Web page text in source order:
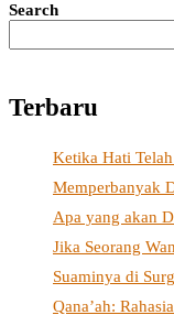
Search
Terbaru
Ketika Hati
Memperbanyak
Apa yang akan
Jika Seorang
Suaminya di
Qana’ah: